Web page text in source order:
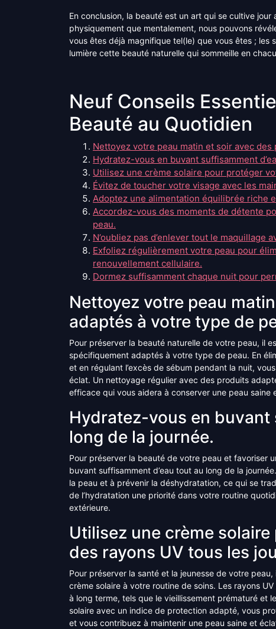
En conclusion, la beauté est un art qui se cultive
physiquement que mentalement, nous pouvons
vous êtes déjà magnifique tel(le) que vous êtes ;
lumière cette beauté naturelle qui sommeille en
Neuf Conseils
Beauté au Quotidien
Nettoyez votre peau matin et soir avec
Hydratez-vous en buvant suffisamment
Utilisez une crème solaire pour protéger
Évitez de toucher votre visage avec les
Adoptez une alimentation équilibrée riche
Accordez-vous des moments de détente
peau.
N’oubliez pas d’enlever tout le maquillage
Exfoliez régulièrement votre peau pour
renouvellement cellulaire.
Dormez suffisamment chaque nuit pour
Nettoyez votre peau
adaptés à votre type de
Pour préserver la beauté naturelle de votre peau, il
spécifiquement adaptés à votre type de peau. En
et en régulant l’excès de sébum pendant la nuit,
éclat. Un nettoyage régulier avec des produits
efficace qui vous aidera à conserver une peau saine
Hydratez-vous en buvant
long de la journée.
Pour préserver la beauté de votre peau et favoriser
buvant suffisamment d’eau tout au long de la
la peau et à prévenir la déshydratation, ce qui se
de l’hydratation une priorité dans votre routine
extérieure.
Utilisez une crème
des rayons UV tous les
Pour préserver la santé et la jeunesse de votre peau,
crème solaire à votre routine de soins. Les rayons
à long terme, tels que le vieillissement prématuré et
solaire avec un indice de protection adapté, vous
et vous contribuez à maintenir une peau saine et